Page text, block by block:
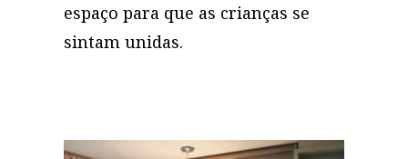
espaço para que as crianças se
sintam unidas.